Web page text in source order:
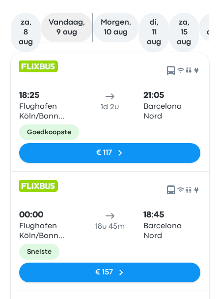
za,
8
aug
Vandaag,
9 aug
Morgen,
10 aug
di,
11
aug
za,
15
aug
18:25
Flughafen
Köln/Bonn
Airport (CGN)
1d 2u
21:05
Barcelona
Nord
Goedkoopste
€ 117
00:00
Flughafen
Köln/Bonn
Airport (CGN)
18u 45m
18:45
Barcelona
Nord
Snelste
€ 157